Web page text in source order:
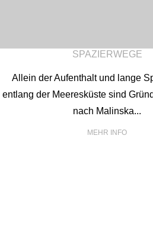
SPAZIERWEGE
Allein der Aufenthalt und lange
entlang der Meeresküste sind
nach Malinska...
MEHR INFO